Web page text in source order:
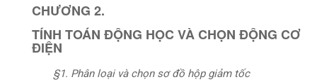
CHƯƠNG 2.
TÍNH TOÁN ĐỘNG HỌC VÀ CHỌN ĐỘNG CƠ
ĐIỆN
§1. Phân loại và chọn sơ đồ hộp giảm tốc